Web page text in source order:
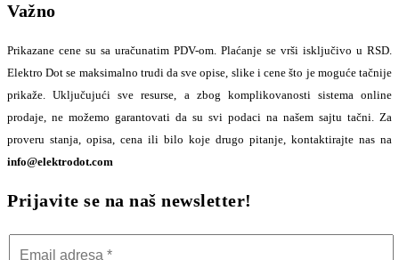
Važno
Prikazane cene su sa uračunatim PDV-om. Plaćanje se vrši isključivo u RSD.
Elektro Dot se maksimalno trudi da sve opise, slike i cene što je moguće tačnije
prikaže. Uključujući sve resurse, a zbog komplikovanosti sistema online
prodaje, ne možemo garantovati da su svi podaci na našem sajtu tačni. Za
proveru stanja, opisa, cena ili bilo koje drugo pitanje, kontaktirajte nas na
info@elektrodot.com
Prijavite se na naš newsletter!